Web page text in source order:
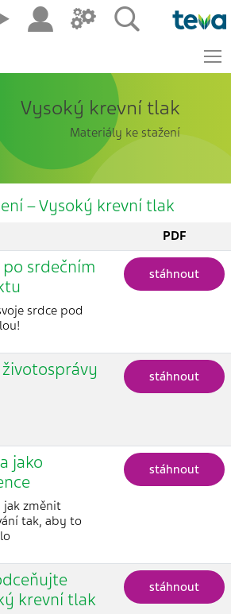
Vysoký krevní tlak
Materiály ke stažení
– Vysoký krevní tlak
PDF
srdečním
srdce pod
stáhnout
životosprávy stáhnout
jako
jak změnit
tak, aby to
stáhnout
krevní tlak
stáhnout